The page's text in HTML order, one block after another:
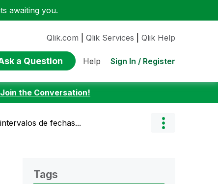
awaiting you.
Qlik.com Qlik Services Qlik Help
a Question Help Sign In / Register
Join the Conversation!
de fechas...
Tags